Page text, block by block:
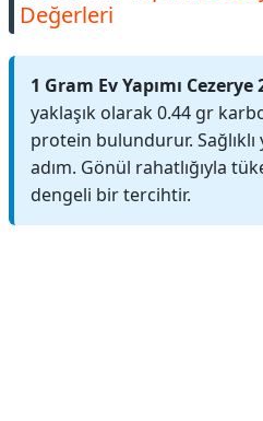
Değerleri
1 Gram Ev Yapımı
yaklaşık olarak 0.44 gr
protein bulundurur. Sağlıklı
adım. Gönül rahatlığıyla
dengeli bir tercihtir.